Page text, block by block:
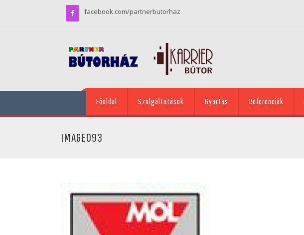
facebook.com/partnerbutorhaz
Főoldal Szolgáltatások Gyártás Referenciák
IMAGE093